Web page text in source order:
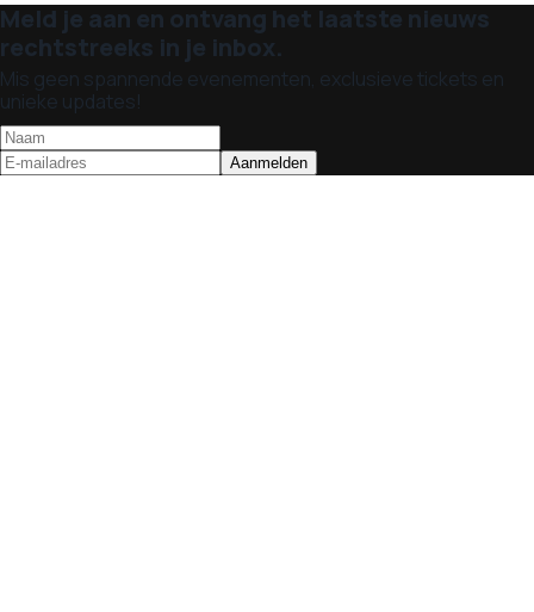
Meld je aan en ontvang het laatste nieuws
rechtstreeks in je inbox.
Mis geen spannende evenementen, exclusieve tickets en
unieke updates!